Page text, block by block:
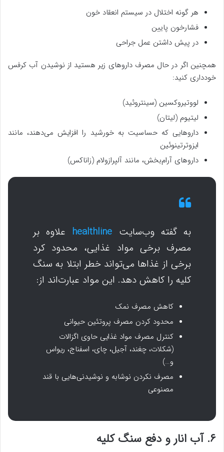
هر گونه اختلال در سیستم انعقاد خون
فشارخون پایین
در پیش داشتن عمل جراحی
همچنین اگر در حال مصرف داروهای زیر هستید از نوشیدن آب کرفس
خودداری کنید:
لووتیروکسین (سینتروئید)
لیتیوم (لیتان)
داروهایی که حساسیت به خورشید را افزایش می‌دهند، مانند
ایزوترتینوئین
داروهای آرام‌بخش، مانند آلپرازولام (زاناکس)
به گفته وب‌سایت healthline علاوه بر
مصرف برخی مواد غذایی، محدود کرد
برخی از غذاها می‌تواند خطر ابتلا به سنگ
کلیه را کاهش دهد. این مواد عبارت‌اند از:
کاهش مصرف نمک
محدود کردن مصرف پروتئین حیوانی
کنترل مصرف مواد غذایی حاوی اگزالات
(شکلات، چغند، آجیل، چای، اسفناج، ریواس
و…)
مصرف نکردن نوشابه و نوشیدنی‌هایی با قند
مصنوعی
۶. آب انار و دفع سنگ کلیه